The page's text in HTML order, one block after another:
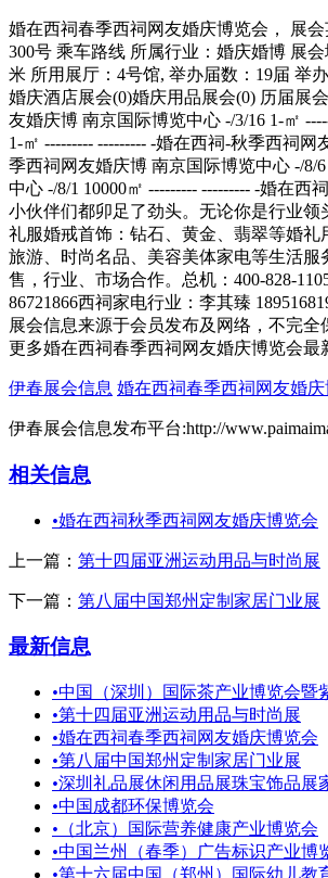
婚在西祠春季西祠网友婚庆博览会， 展会英文名：- wedding in spring -ryone - -ryone net friend wedding fair 举办时间：-/3/10----/3/11 举办展馆：南京国际博览中心;江苏省南京市建邺区江东中路300号 乘车路线 所属行业：婚庆婚博 展会城市：江苏|南京市 主办单位：南京市商务局 西祠胡同网站 承办单位：南京市
更多婚在西祠春季西祠网友婚庆博览会
伊春展会信息 婚在西祠春季西祠网友婚庆
伊春展会信息发布平台:http://
相关信息
•婚在西祠秋季西祠网友婚庆博览会
上一篇： 第十四届亚洲运动用品与时尚展
下一篇： 第八届中国郑州定制家居门业展
最新信息
•中国（深圳）国际茶产业博览会暨
•第十四届亚洲运动用品与时尚展
•婚在西祠春季西祠网友婚庆博览会
•第八届中国郑州定制家居门业展
•深圳礼品展休闲用品展珠宝饰品展
•中国成都环保博览会
• （北京）国际营养健康产业博览会
•中国兰州（春季）广告标识产业博
•第十六届中国（郑州）国际幼儿教